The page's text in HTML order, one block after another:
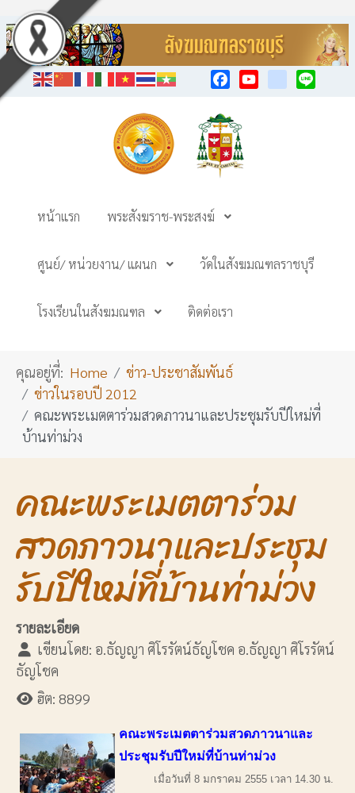
หน้าแรก พระสังฆราช-พระสงฆ์
ศูนย์/ หน่วยงาน/ แผนก วัดในสังฆมณฑลราชบุรี
โรงเรียนในสังฆมณฑล ติดต่อเรา
คุณอยู่ที่: Home
ข่าว-ประชาสัมพันธ์
ข่าวในรอบปี 2012
คณะพระเมตตาร่วมสวดภาวนาและประชุมรับปีใหม่ที่
บ้านท่าม่วง
คณะพระเมตตาร่วม
สวดภาวนาและประชุม
รับปีใหม่ที่บ้านท่าม่วง
รายละเอียด
เขียนโดย: อ.ธัญญา ศิโรรัตน์ธัญโชค อ.ธัญญา ศิโรรัตน์
ธัญโชค
ฮิต: 8899
คณะพระเมตตาร่วมสวดภาวนาและ
ประชุมรับปีใหม่ที่บ้านท่าม่วง
เมื่อวันที่ 8 มกราคม 2555 เวลา 14.30 น.